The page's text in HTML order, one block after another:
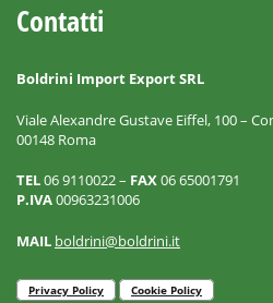
Contatti
Boldrini Import Export SRL
Viale Alexandre Gustave Eiffel, 100 –
00148 Roma
TEL06 9110022 – FAX06 65001791
P.IVA00963231006
MAIL boldrini@boldrini.it
Privacy Policy Cookie Policy